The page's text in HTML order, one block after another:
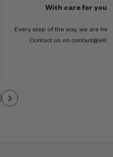
With care for you
Every step of the way, we are
Contact us on